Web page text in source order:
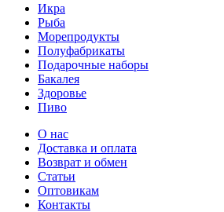
Икра
Рыба
Морепродукты
Полуфабрикаты
Подарочные наборы
Бакалея
Здоровье
Пиво
О нас
Доставка и оплата
Возврат и обмен
Статьи
Оптовикам
Контакты